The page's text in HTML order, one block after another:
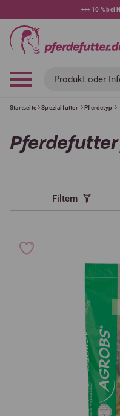
+++ 10 % bei
Produkt oder
Startseite Spezialfutter Pferdetyp
Filtern